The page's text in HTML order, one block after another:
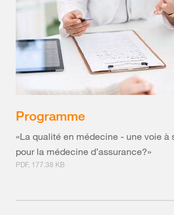
Programme
«La qualité en médecine - une voie à
pour la médecine d’assurance?»
PDF, 177.38 KB